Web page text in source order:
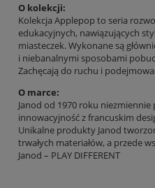
O kolekcji:
Kolekcja Applepop to seria
edukacyjnych, nawiązujących
miasteczek. Wykonane są
i niebanalnymi sposobami
Zachęcają do ruchu i
O marce:
Janod od 1970 roku niezmiennie
innowacyjność z francuskim
Unikalne produkty Janod
trwałych materiałów, a przede
Janod – PLAY DIFFERENT